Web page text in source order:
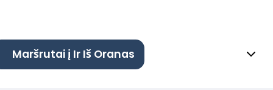
Maršrutai į Ir Iš Oranas